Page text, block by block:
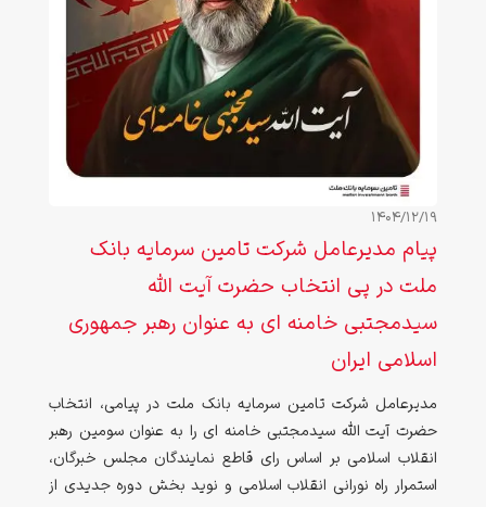
1404/12/19
پیام مدیرعامل شرکت تامین سرمایه بانک
ملت در پی انتخاب حضرت آیت الله
سیدمجتبی خامنه ای به عنوان رهبر جمهوری
اسلامی ایران
مدیرعامل شرکت تامین سرمایه بانک ملت در پیامی، انتخاب
حضرت آیت الله سیدمجتبی خامنه ای را به عنوان سومین رهبر
انقلاب اسلامی بر اساس رای قاطع نمایندگان مجلس خبرگان،
استمرار راه نورانی انقلاب اسلامی و نوید بخش دوره جدیدی از